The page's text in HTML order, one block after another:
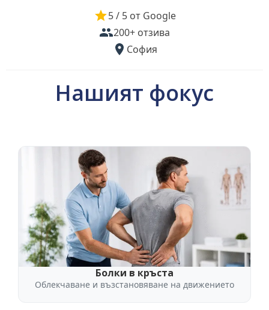
5 / 5 от Google
200+ отзива
София
Нашият фокус
Болки в кръста
Облекчаване и възстановяване на движението